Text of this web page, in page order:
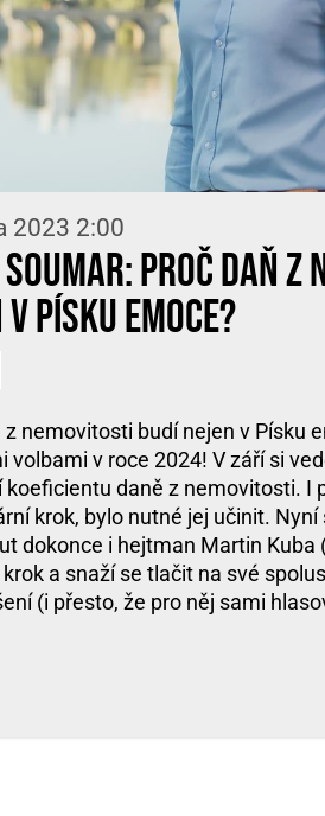
2023 2:00
Proč daň
Písku emoce?
z nemovitosti budí nejen v Písku
volbami v roce 2024! V září si
koeficientu daně z nemovitosti. I
krok, bylo nutné jej učinit. Nyní
dokonce i hejtman Martin Kuba
a snaží se tlačit na své
(i přesto, že pro něj sami